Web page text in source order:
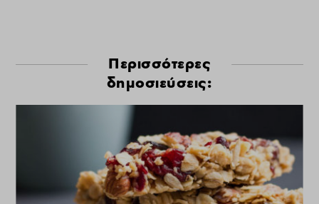
Περισσότερες
δημοσιεύσεις: